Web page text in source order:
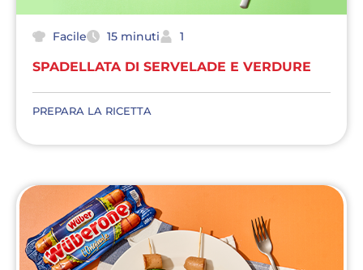
Facile 15 minuti 1
SPADELLATA DI SERVELADE E VERDURE
PREPARA LA RICETTA